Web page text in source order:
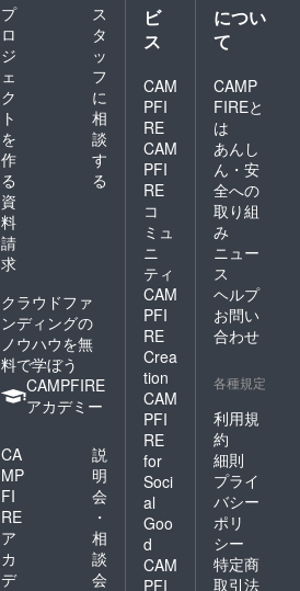
プ
ロ
ジ
ェ
ク
ト
を
作
る
ス
タ
ッ
フ
に
相
談
す
る
資
料
請
求
クラウドファ
ンディングの
ノウハウを無
料で学ぼう
CAMPFIRE
アカデミー
CA
MP
FI
RE
ア
カ
デ
説
明
会
・
相
談
会
ビ
ス
CAM
PFI
RE
CAM
PFI
RE
コ
ミュ
ニ
ティ
CAM
PFI
RE
Crea
tion
CAM
PFI
RE
for
Soci
al
Goo
d
CAM
PFI
につい
て
CAMP
FIREと
は
あんし
ん・安
全への
取り組
み
ニュー
ス
ヘルプ
お問い
合わせ
各種規定
利用規
約
細則
プライ
バシー
ポリ
シー
特定商
取引法